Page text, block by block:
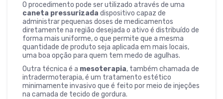
O procedimento pode ser utilizado através de uma
caneta pressurizada dispositivo capaz de
administrar pequenas doses de medicamentos
diretamente na região desejada o ativo é distribuído de
forma mais uniforme, o que permite que a mesma
quantidade de produto seja aplicada em mais locais,
uma boa opção para quem tem medo de agulhas.
Outra técnica é a mesoterapia, também chamada de
intradermoterapia, é um tratamento estético
minimamente invasivo que é feito por meio de injeções
na camada de tecido de gordura.